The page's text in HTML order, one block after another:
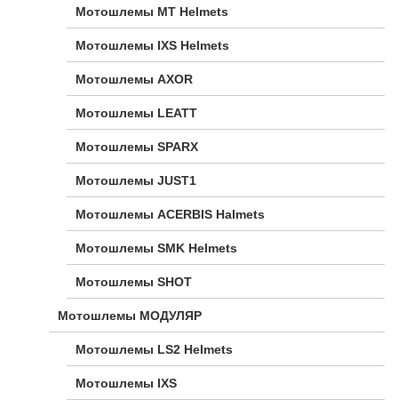
Мотошлемы MT Helmets
Мотошлемы IXS Helmets
Мотошлемы AXOR
Мотошлемы LEATT
Мотошлемы SPARX
Мотошлемы JUST1
Мотошлемы ACERBIS Halmets
Мотошлемы SMK Helmets
Мотошлемы SHOT
Мотошлемы МОДУЛЯР
Мотошлемы LS2 Helmets
Мотошлемы IXS